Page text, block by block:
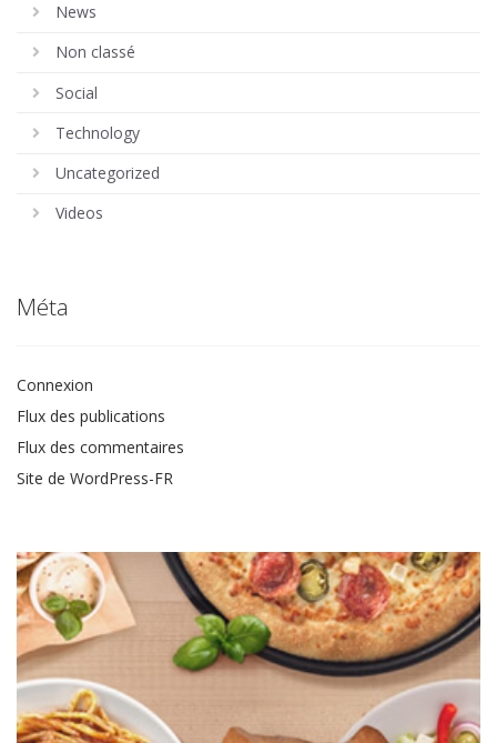
News
Non classé
Social
Technology
Uncategorized
Videos
Méta
Connexion
Flux des publications
Flux des commentaires
Site de WordPress-FR